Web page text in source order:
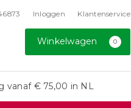
Inloggen Klantenservice
Winkelwagen 0
vanaf € 75,00 in NL